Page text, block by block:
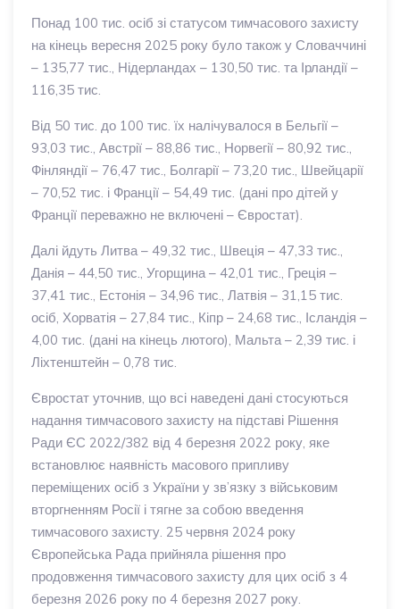
Понад 100 тис. осіб зі статусом тимчасового захисту
на кінець вересня 2025 року було також у Словаччині
– 135,77 тис., Нідерландах – 130,50 тис. та Ірландії –
116,35 тис.
Від 50 тис. до 100 тис. їх налічувалося в Бельгії –
93,03 тис., Австрії – 88,86 тис., Норвегії – 80,92 тис.,
Фінляндії – 76,47 тис., Болгарії – 73,20 тис., Швейцарії
– 70,52 тис. і Франції – 54,49 тис. (дані про дітей у
Франції переважно не включені – Євростат).
Далі йдуть Литва – 49,32 тис., Швеція – 47,33 тис.,
Данія – 44,50 тис., Угорщина – 42,01 тис., Греція –
37,41 тис., Естонія – 34,96 тис., Латвія – 31,15 тис.
осіб, Хорватія – 27,84 тис., Кіпр – 24,68 тис., Ісландія –
4,00 тис. (дані на кінець лютого), Мальта – 2,39 тис. і
Ліхтенштейн – 0,78 тис.
Євростат уточнив, що всі наведені дані стосуються
надання тимчасового захисту на підставі Рішення
Ради ЄС 2022/382 від 4 березня 2022 року, яке
встановлює наявність масового припливу
переміщених осіб з України у зв’язку з військовим
вторгненням Росії і тягне за собою введення
тимчасового захисту. 25 червня 2024 року
Європейська Рада прийняла рішення про
продовження тимчасового захисту для цих осіб з 4
березня 2026 року по 4 березня 2027 року.